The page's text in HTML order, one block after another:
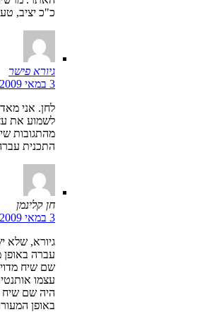
כ"כ יציב,
גיורא פישר
3 במאי 2009 ב 20:06
לחן. אני
לשמוע את
מהתגובות
התכנית
חן קלינמן
3 במאי 2009 ב 20:12
גיורא, שלא
עברה
שם שיח
עצמו
היה שם שיח
באופן